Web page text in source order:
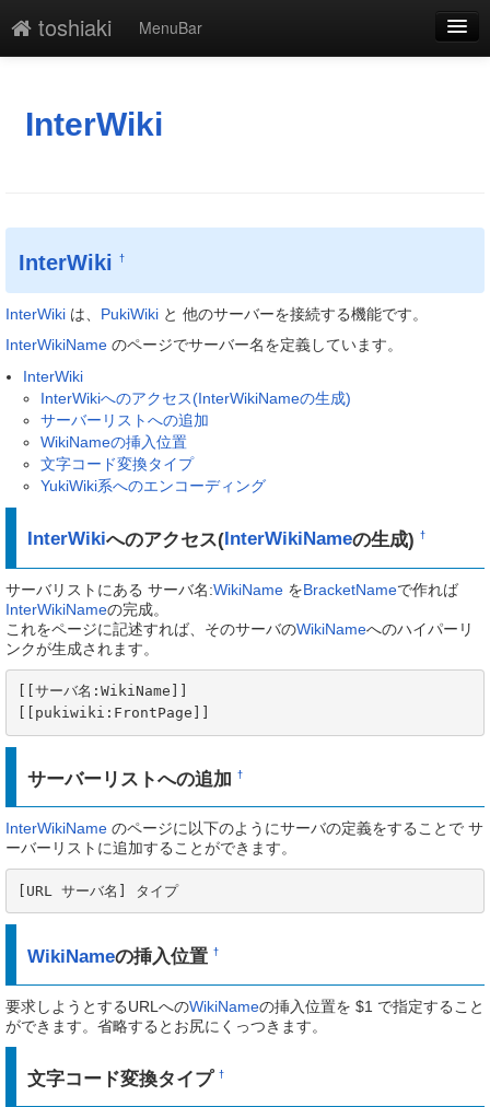
toshiaki
MenuBar
添付
一覧
単語検索
InterWiki
InterWiki †
InterWiki は、 PukiWiki と 他のサーバーを接続する機能です。
InterWikiName のページでサーバー名を定義しています。
InterWiki
InterWikiへのアクセス(InterWikiNameの生成)
サーバーリストへの追加
WikiNameの挿入位置
文字コード変換タイプ
YukiWiki系へのエンコーディング
InterWikiへのアクセス( InterWikiNameの生成)†
サーバリストにある サーバ名:WikiName をBracketNameで作れば
InterWikiNameの完成。
これをページに記述すれば、そのサーバのWikiNameへのハイパーリ
ンクが生成されます。
[[サーバ名:WikiName]]
[[pukiwiki:FrontPage]]
サーバーリストへの追加†
InterWikiName のページに以下のようにサーバの定義をすることで サ
ーバーリストに追加することができます。
[URL サーバ名] タイプ
WikiNameの挿入位置†
要求しようとするURLへのWikiNameの挿入位置を $1 で指定すること
ができます。省略するとお尻にくっつきます。
文字コード変換タイプ†